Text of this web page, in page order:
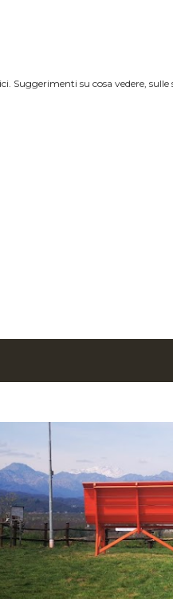
Suggerimenti su cosa vedere, sulle